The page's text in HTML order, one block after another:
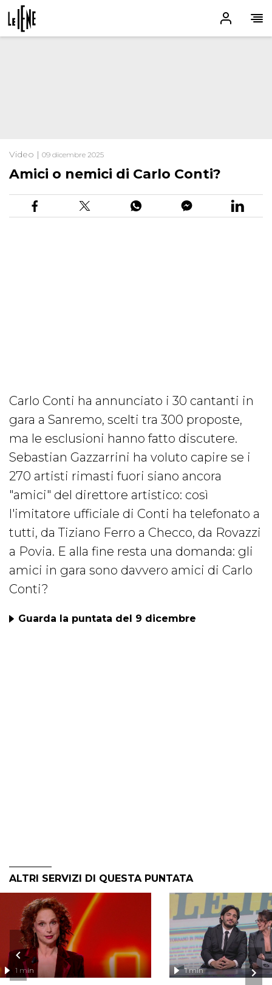
Video | 09 dicembre 2025
Amici o nemici di Carlo Conti?
Carlo Conti ha annunciato i 30 cantanti in
gara a Sanremo, scelti tra 300 proposte,
ma le esclusioni hanno fatto discutere.
Sebastian Gazzarrini ha voluto capire se i
270 artisti rimasti fuori siano ancora
"amici" del direttore artistico: così
l'imitatore ufficiale di Conti ha telefonato a
tutti, da Tiziano Ferro a Checco, da Rovazzi
a Povia. E alla fine resta una domanda: gli
amici in gara sono davvero amici di Carlo
Conti?
Guarda la puntata del 9 dicembre
ALTRI SERVIZI DI QUESTA PUNTATA
1 min 1 min